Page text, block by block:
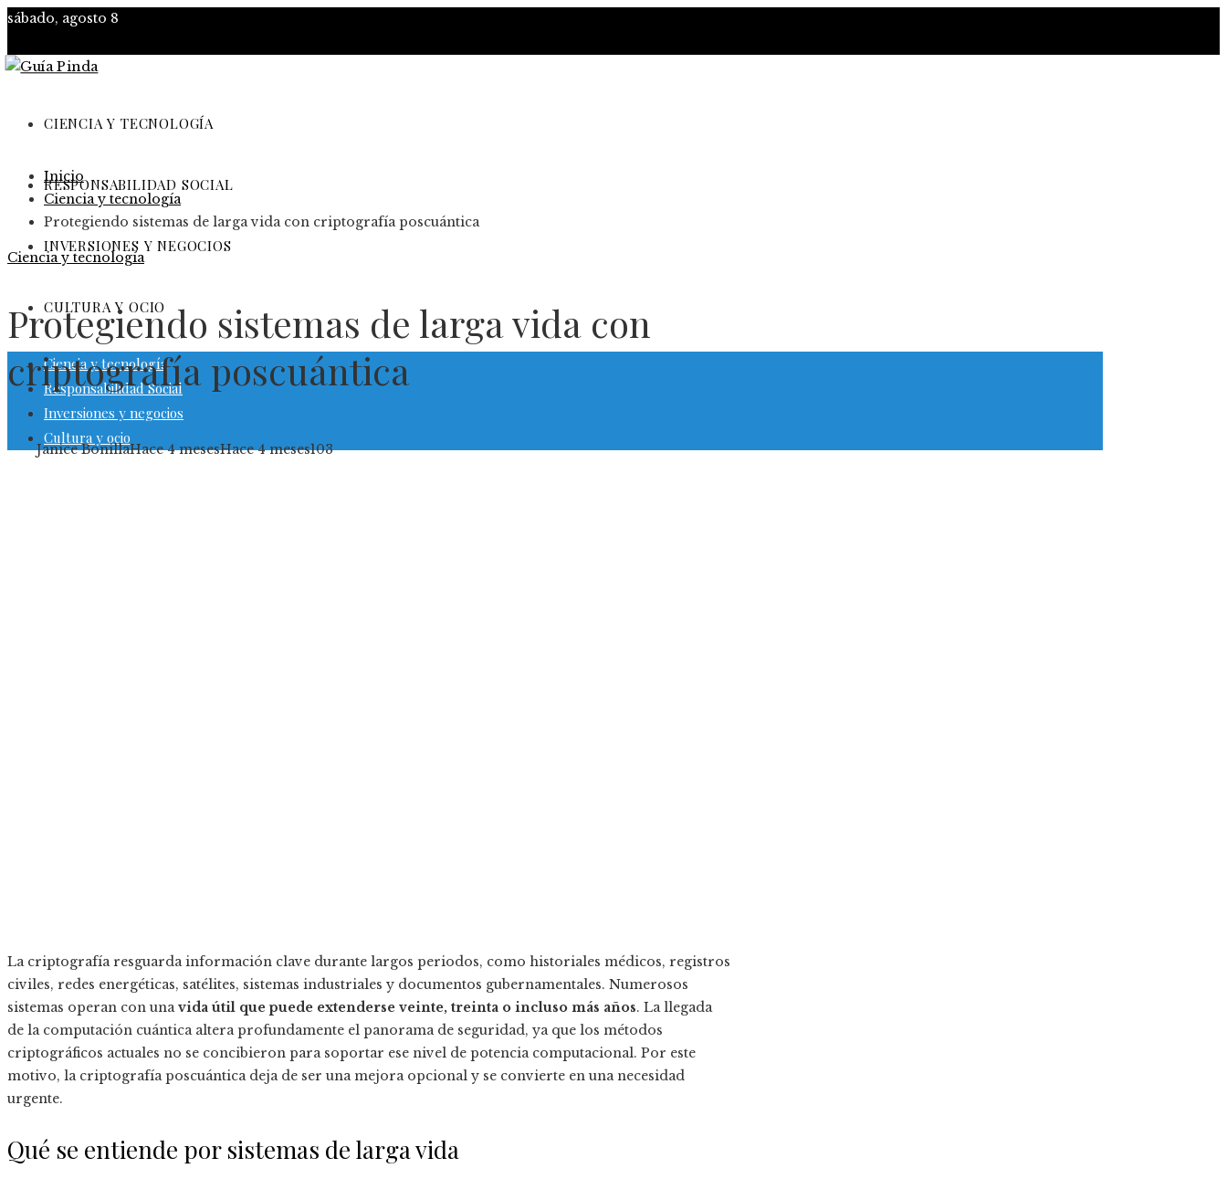
sábado, agosto 8
CIENCIA Y TECNOLOGÍA
RESPONSABILIDAD SOCIAL
INVERSIONES Y NEGOCIOS
CULTURA Y OCIO
Ciencia y tecnología
Responsabilidad Social
Inversiones y negocios
Cultura y ocio
Inicio
Ciencia y tecnología
Protegiendo sistemas de larga vida con criptografía poscuántica
Ciencia y tecnología
Protegiendo sistemas de larga vida con
criptografía poscuántica
Janice BonillaHace 4 mesesHace 4 meses103
La criptografía resguarda información clave durante largos periodos, como historiales médicos, registros
civiles, redes energéticas, satélites, sistemas industriales y documentos gubernamentales. Numerosos
sistemas operan con unavida útil que puede extenderse veinte, treinta o incluso más años. La llegada
de la computación cuántica altera profundamente el panorama de seguridad, ya que los métodos
criptográficos actuales no se concibieron para soportar ese nivel de potencia computacional. Por este
motivo, la criptografía poscuántica deja de ser una mejora opcional y se convierte en una necesidad
urgente.
Qué se entiende por sistemas de larga vida